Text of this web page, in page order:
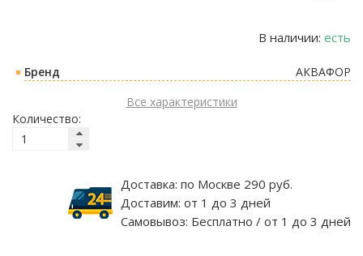
В наличии: есть
Бренд
АКВАФОР
Все характеристики
Количество:
Доставка: по Москве 290 руб.
Доставим: от 1 до 3 дней
Самовывоз: Бесплатно / от 1 до 3 дней